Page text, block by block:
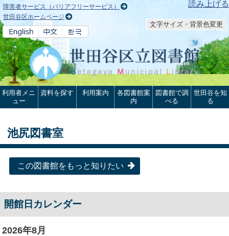
本文へ 読み上げる
障害者サービス（バリアフリーサービス）
世田谷区ホームページ
文字サイズ・背景色変更
利用者メニ
ュー
資料を探す 利用案内
各図書館案
内
図書館で調
べる
世田谷を知
る
池尻図書室
この図書館をもっと知りたい
開館日カレンダー
2026年8月